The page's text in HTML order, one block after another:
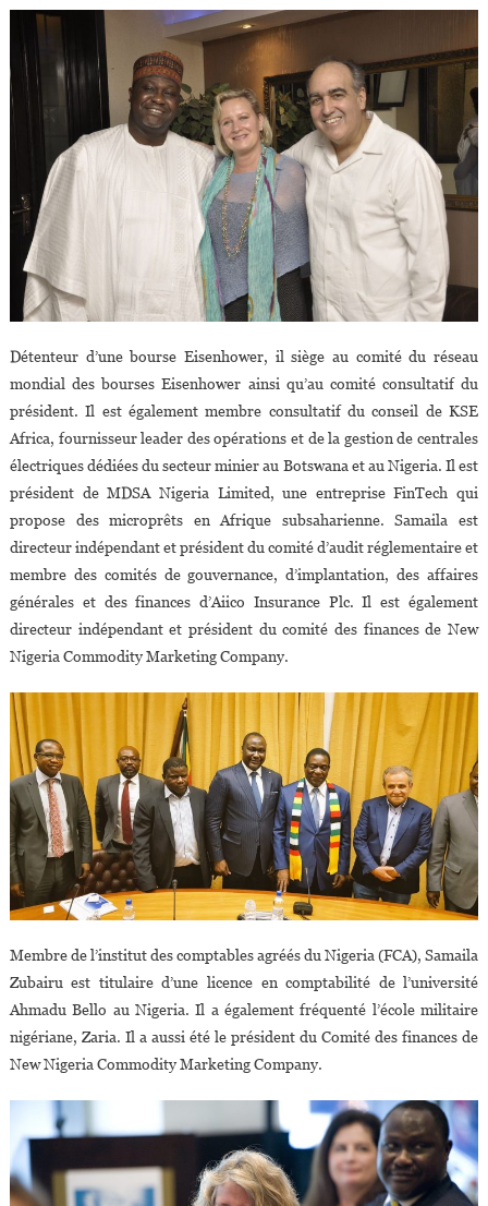
Détenteur d’une bourse Eisenhower, il siège au comité du réseau
mondial des bourses Eisenhower ainsi qu’au comité consultatif du
président. Il est également membre consultatif du conseil de KSE
Africa, fournisseur leader des opérations et de la gestion de centrales
électriques dédiées du secteur minier au Botswana et au Nigeria. Il est
président de MDSA Nigeria Limited, une entreprise FinTech qui
propose des microprêts en Afrique subsaharienne. Samaila est
directeur indépendant et président du comité d’audit réglementaire et
membre des comités de gouvernance, d’implantation, des affaires
générales et des finances d’Aiico Insurance Plc. Il est également
directeur indépendant et président du comité des finances de New
Nigeria Commodity Marketing Company.
Membre de l’institut des comptables agréés du Nigeria (FCA), Samaila
Zubairu est titulaire d’une licence en comptabilité de l’université
Ahmadu Bello au Nigeria. Il a également fréquenté l’école militaire
nigériane, Zaria. Il a aussi été le président du Comité des finances de
New Nigeria Commodity Marketing Company.